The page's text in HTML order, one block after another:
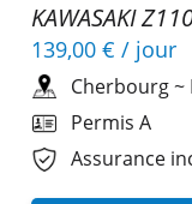
KAWASAKI
139,00 € / jour
Cherbourg~
Permis A
Assurance